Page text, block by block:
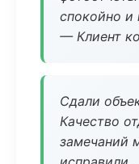
спокойно и
— Клиент
Сдали
Качество
замечаний